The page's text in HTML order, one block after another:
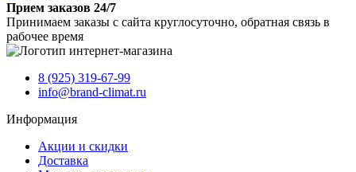
Прием заказов 24/7
Принимаем заказы с сайта круглосуточно, обратная связь в
рабочее время
8 (925) 319-67-99
info@brand-climat.ru
Информация
Акции и скидки
Доставка